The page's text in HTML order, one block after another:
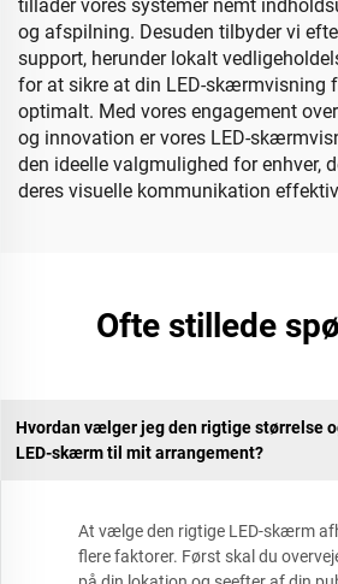
tillader vores systemer nemt
og afspilning. Desuden tilbyder vi
support, herunder lokalt
for at sikre at din LED-skærmvisning
optimalt. Med vores engagement
og innovation er vores LED-
den ideelle valgmulighed for enhver,
deres visuelle kommunikation
Ofte stillede
Hvordan vælger jeg den rigtige størrelse
LED-skærm til mit arrangement?
At vælge den rigtige LED-skærm
flere faktorer. Først skal du